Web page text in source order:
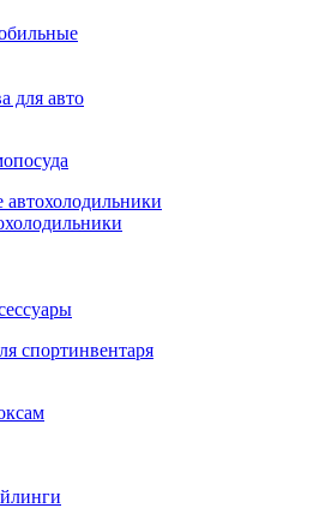
для авто
автохолодильники
спортинвентаря